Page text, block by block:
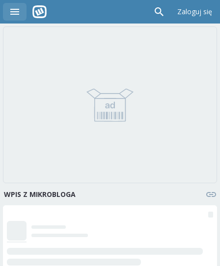
Zaloguj się
WPIS Z MIKROBLOGA